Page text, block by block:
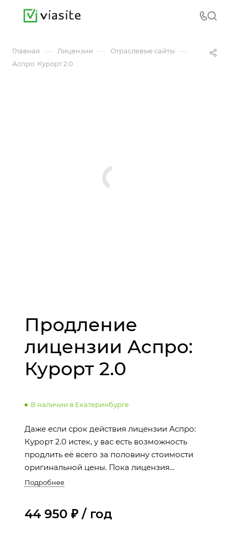
Главная — Лицензии — Отраслевые сайты —
Аспро: Курорт 2.0
Продление
лицензии Аспро:
Курорт 2.0
В наличии в Екатеринбурге
Даже если срок действия лицензии Аспро:
Курорт 2.0 истек, у вас есть возможность
продлить её всего за половину стоимости
оригинальной цены. Пока лицензия
активна, вы продолжаете пользоваться
обновлениями и технической поддержкой.
Подробнее
44 950 ₽ / год